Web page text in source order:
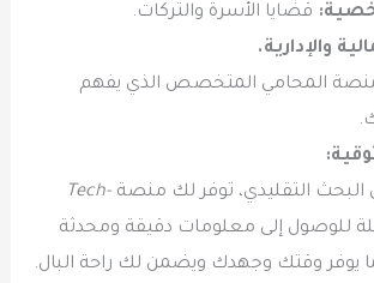
قضايا الأسرة والتركات.
والإدارية.
المحامي المتخصص الذي يفهم
البحث التقليدي، توفر لك منصةTech-
للوصول إلى معلومات دقيقة ومحدثة
يوفر وقتك وجهدك ويضمن لك راحة البال.